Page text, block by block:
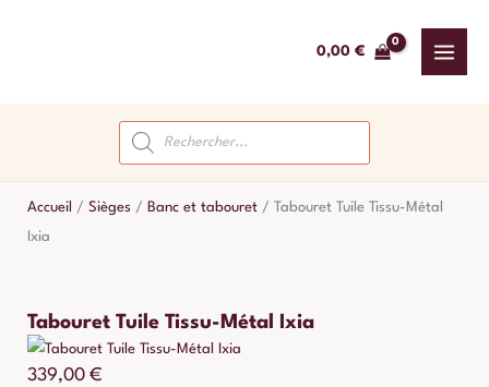
0,00 €
Recherche
de
produits
Accueil / Sièges / Banc et tabouret / Tabouret Tuile Tissu-Métal
Ixia
Tabouret Tuile Tissu-Métal Ixia
339,00 €